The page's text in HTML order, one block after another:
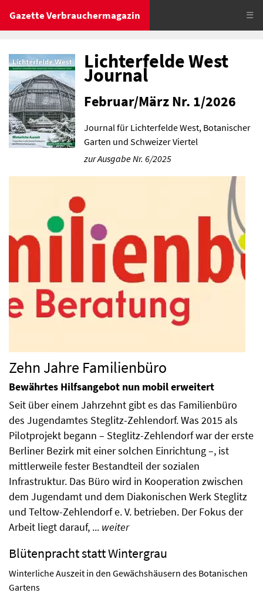
Gazette Verbrauchermagazin ☰
Lichterfelde West
Journal
Februar/März Nr. 1/2026
Journal für Lichterfelde West, Botanischer
Garten und Schweizer Viertel
zur Ausgabe Nr. 6/2025
Zehn Jahre Familienbüro
Bewährtes Hilfsangebot nun mobil erweitert
Seit über einem Jahrzehnt gibt es das Familienbüro
des Jugendamtes Steglitz-Zehlendorf. Was 2015 als
Pilotprojekt begann – Steglitz-Zehlendorf war der erste
Berliner Bezirk mit einer solchen Einrichtung –, ist
mittlerweile fester Bestandteil der sozialen
Infrastruktur. Das Büro wird in Kooperation zwischen
dem Jugendamt und dem Diakonischen Werk Steglitz
und Teltow-Zehlendorf e. V. betrieben. Der Fokus der
Arbeit liegt darauf, ... weiter
Blütenpracht statt Wintergrau
Winterliche Auszeit in den Gewächshäusern des Botanischen
Gartens